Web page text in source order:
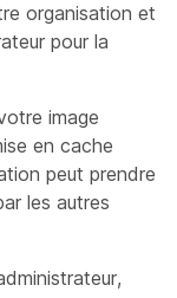
organisation et
pour la
image
en cache
peut prendre
les autres